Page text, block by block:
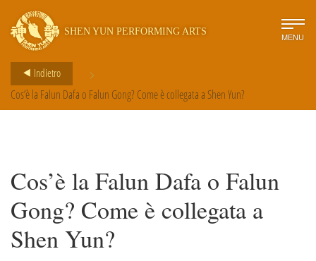
SHEN YUN PERFORMING ARTS MENU
Indietro >
Cos’è la Falun Dafa o Falun Gong? Come è collegata a Shen Yun?
Cos’è la Falun Dafa o Falun
Gong? Come è collegata a
Shen Yun?